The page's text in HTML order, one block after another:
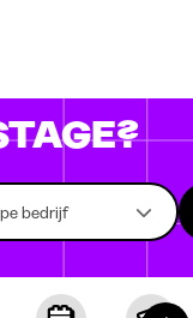
bedrijf